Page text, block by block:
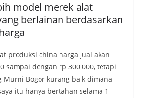
model merek alat
berlainan berdasarkan
produksi china harga jual akan
sampai dengan rp 300.000, tetapi
Murni Bogor kurang baik dimana
itu hanya bertahan selama 1